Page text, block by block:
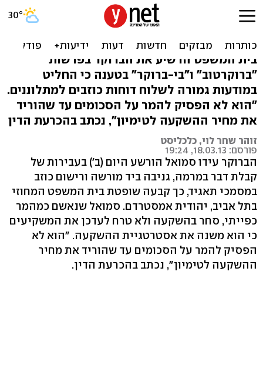
הברוקר עידו סמואל הורשע
בעבירות מרמה
בית המשפט הרשיע את הברוקר בפרשות
"ברוקרטוב" ו"בי-ברוקר" בטענה כי החליט
במודעות גמורה לשלוח דוחות כוזבים למתלוננים.
"הוא לא הפסיק להמר על הסכומים עד שהוריד
את מחיר ההשקעה לטימיון", נכתב בהכרעת הדין
זוהר שחר לוי, כלכליסט
פורסם: 18.03.13, 19:24
הברוקר עידו סמואל הורשע היום (ב') בעבירות של
קבלת דבר במרמה, גניבה ביד מורשה ורישום כוזב
במסמכי תאגיד, כך קבעה שופטת בית המשפט המחוזי
בתל אביב, יהודית אמסטרדם. סמואל שנאשם כמהמר
כפייתי, סחר בהשקעה ולא טרח לעדכן את המשקיעים
כי הוא משנה את אסטרטגיית ההשקעה. "הוא לא
הפסיק להמר על הסכומים עד שהוריד את מחיר
ההשקעה לטימיון", נכתב בהכרעת הדין.